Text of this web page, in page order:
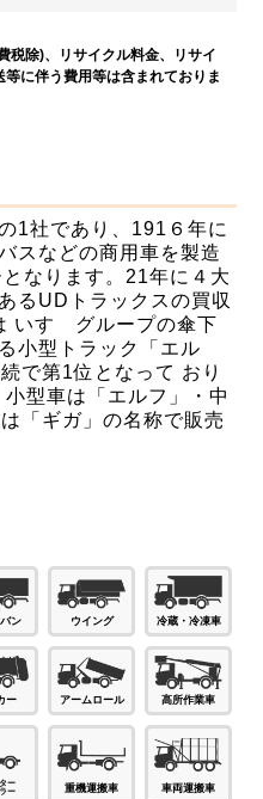
税除)、リサイクル料金、リサイ
に伴う費用等は含まれておりま
1社であり、191６年に
スなどの商用車を製造
なります。21年に４大
るUDトラックスの買収
いすゞグループの傘下
小型トラック「エル
で第1位となって おり
型車は「エルフ」・中
「ギガ」の名称で販売
ン ウイング 冷蔵・冷凍車
ー アームロール 高所作業車
重機運搬車 車両運搬車